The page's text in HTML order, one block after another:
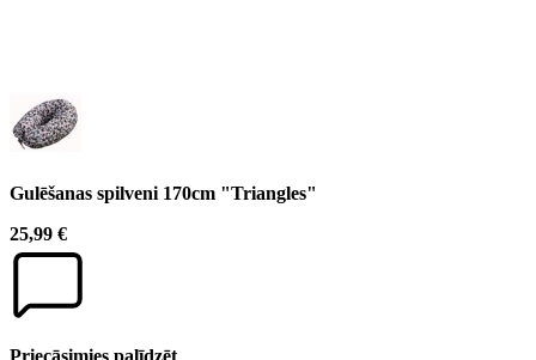
Gulēšanas spilveni 170cm "Triangles"
25,99 €